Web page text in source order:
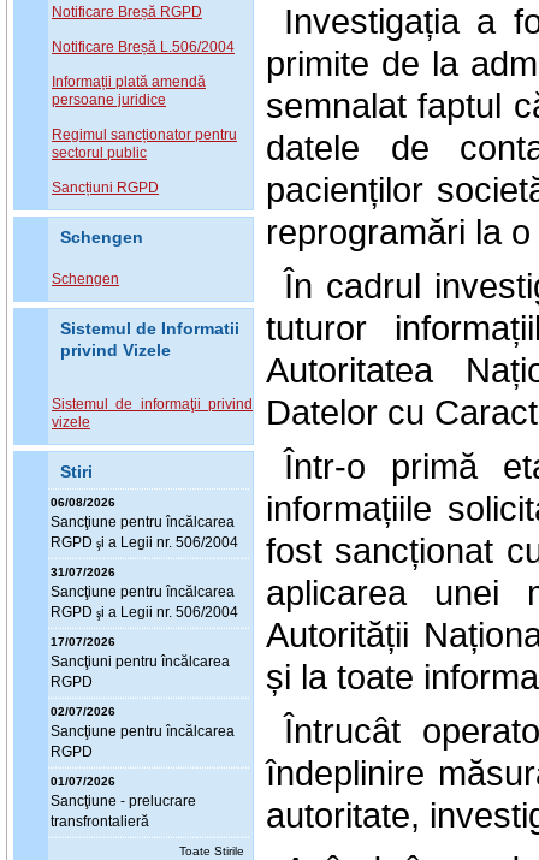
Notificare Breșă RGPD
Notificare Breșă L.506/2004
Informații plată amendă
persoane juridice
Regimul sancționator pentru
sectorul public
Sancțiuni RGPD
Schengen
Schengen
Sistemul de Informatii
privind Vizele
Sistemul de informaţii privind
vizele
Stiri
06/08/2026
Sancţiune pentru încălcarea
RGPD şi a Legii nr. 506/2004
31/07/2026
Sancţiune pentru încălcarea
RGPD şi a Legii nr. 506/2004
17/07/2026
Sancţiuni pentru încălcarea
RGPD
02/07/2026
Sancţiune pentru încălcarea
RGPD
01/07/2026
Sancţiune - prelucrare
transfrontalieră
Toate Stirile
Investigația a
primite de la
semnalat faptul
datele de
pacienților
reprogramări la
În cadrul
tuturor
Autoritatea
Datelor cu
Într-o primă
informațiile
fost sancționat
aplicarea unei
Autorității
și la toate
Întrucât
îndeplinire
autoritate,